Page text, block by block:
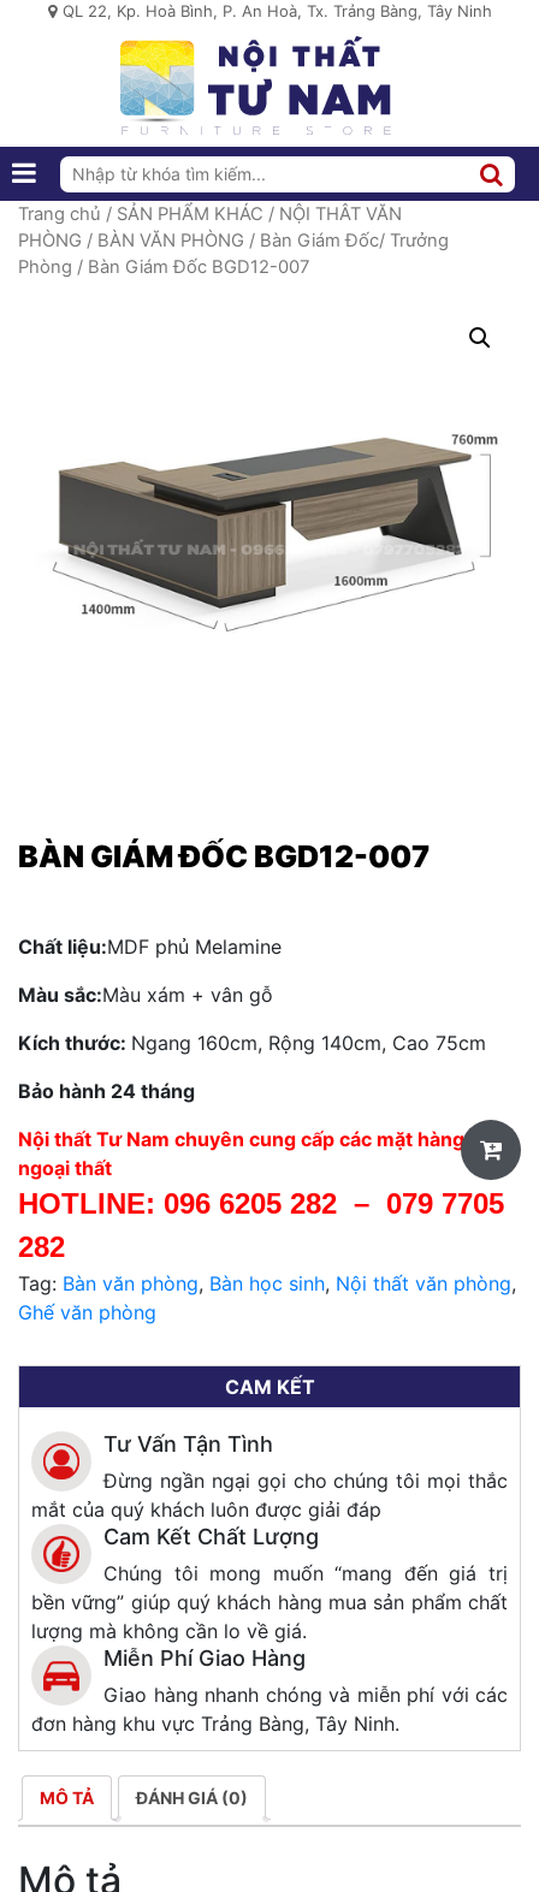
QL 22, Kp. Hoà Bình, P. An Hoà, Tx. Trảng Bàng, Tây Ninh
Trang chủ / SẢN PHẨM KHÁC / NỘI THÂT VĂN
PHÒNG / BÀN VĂN PHÒNG / Bàn Giám Đốc/ Trưởng
Phòng / Bàn Giám Đốc BGD12-007
BÀN GIÁM ĐỐC BGD12-007
Chất liệu:MDF phủ Melamine
Màu sắc:Màu xám + vân gỗ
Kích thước: Ngang 160cm, Rộng 140cm, Cao 75cm
Bảo hành 24 tháng
Nội thất Tư Nam chuyên cung cấp các mặt hàng nội,
ngoại thất
HOTLINE: 096 6205 282 – 079 7705
282
Tag: Bàn văn phòng, Bàn học sinh, Nội thất văn phòng,
Ghế văn phòng
CAM KẾT
Tư Vấn Tận Tình
Đừng ngần ngại gọi cho chúng tôi mọi thắc
mắt của quý khách luôn được giải đáp
Cam Kết Chất Lượng
Chúng tôi mong muốn “mang đến giá trị
bền vững” giúp quý khách hàng mua sản phẩm chất
lượng mà không cần lo về giá.
Miễn Phí Giao Hàng
Giao hàng nhanh chóng và miễn phí với các
đơn hàng khu vực Trảng Bàng, Tây Ninh.
MÔ TẢ ĐÁNH GIÁ (0)
Mô tả